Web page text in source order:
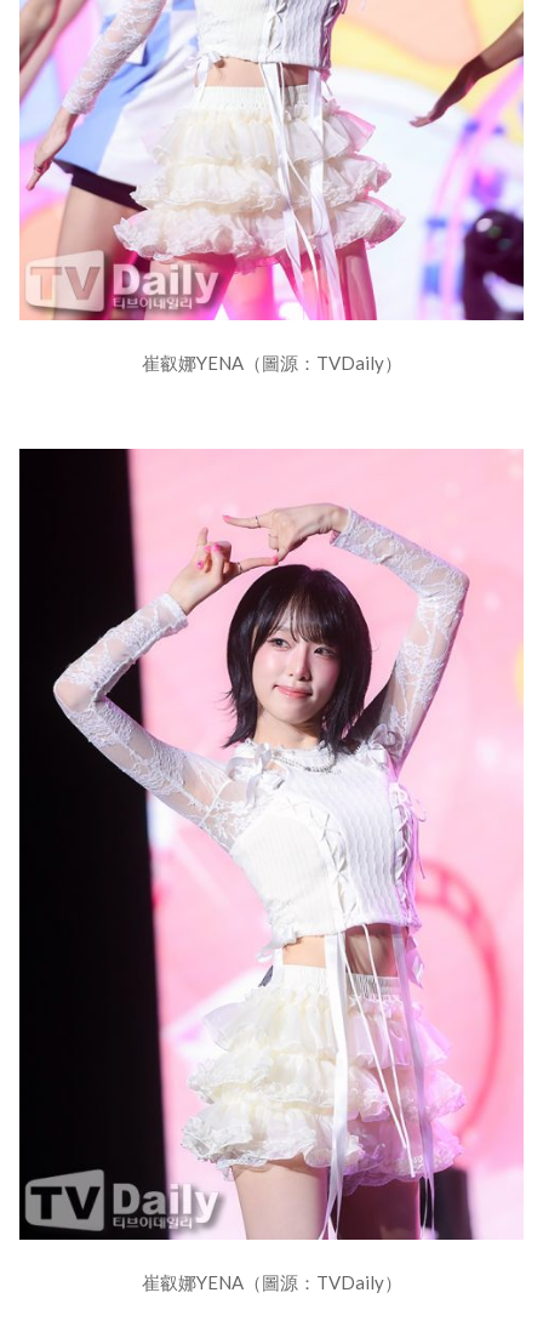
崔叡娜YENA（圖源：TVDaily）
崔叡娜YENA（圖源：TVDaily）